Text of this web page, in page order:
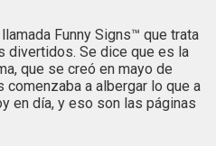
Funny Signs™ que trata
divertidos. Se dice que es la
que se creó en mayo de
comenzaba a albergar lo que a
en día, y eso son las páginas